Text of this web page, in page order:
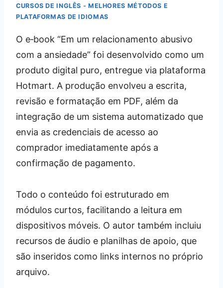
CURSOS DE INGLÊS - MELHORES MÉTODOS E
PLATAFORMAS DE IDIOMAS
O e‑book “Em um relacionamento abusivo
com a ansiedade” foi desenvolvido como um
produto digital puro, entregue via plataforma
Hotmart. A produção envolveu a escrita,
revisão e formatação em PDF, além da
integração de um sistema automatizado que
envia as credenciais de acesso ao
comprador imediatamente após a
confirmação de pagamento.
Todo o conteúdo foi estruturado em
módulos curtos, facilitando a leitura em
dispositivos móveis. O autor também incluiu
recursos de áudio e planilhas de apoio, que
são inseridos como links internos no próprio
arquivo.